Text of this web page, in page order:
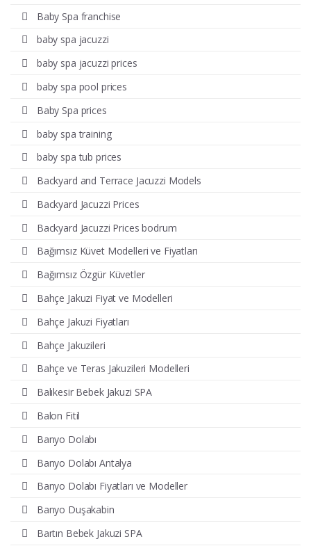
Baby Spa franchise
baby spa jacuzzi
baby spa jacuzzi prices
baby spa pool prices
Baby Spa prices
baby spa training
baby spa tub prices
Backyard and Terrace Jacuzzi Models
Backyard Jacuzzi Prices
Backyard Jacuzzi Prices bodrum
Bağımsız Küvet Modelleri ve Fiyatları
Bağımsız Özgür Küvetler
Bahçe Jakuzi Fiyat ve Modelleri
Bahçe Jakuzi Fiyatları
Bahçe Jakuzileri
Bahçe ve Teras Jakuzileri Modelleri
Balıkesir Bebek Jakuzi SPA
Balon Fitil
Banyo Dolabı
Banyo Dolabı Antalya
Banyo Dolabı Fiyatları ve Modeller
Banyo Duşakabin
Bartın Bebek Jakuzi SPA